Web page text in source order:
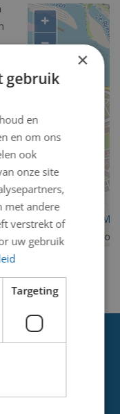
+
−
×
gebruik
en
en om ons
ook
onze site
met andere
verstrekt of
uw gebruik
Targeting